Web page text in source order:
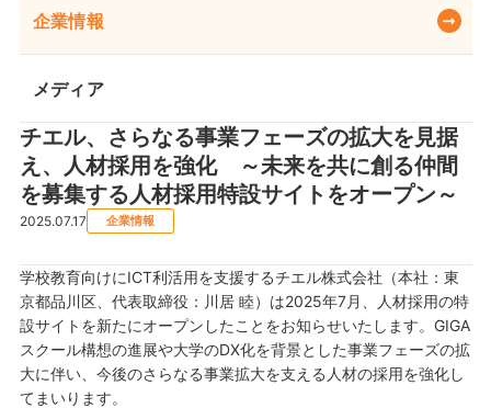
企業情報
メディア
チエル、さらなる事業フェーズの拡大を見据
え、人材採用を強化 ～未来を共に創る仲間
を募集する人材採用特設サイトをオープン～
2025.07.17 企業情報
学校教育向けにICT利活用を支援するチエル株式会社（本社：東
京都品川区、代表取締役：川居 睦）は2025年7月、人材採用の特
設サイトを新たにオープンしたことをお知らせいたします。GIGA
スクール構想の進展や大学のDX化を背景とした事業フェーズの拡
大に伴い、今後のさらなる事業拡大を支える人材の採用を強化し
てまいります。